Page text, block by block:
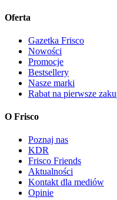
Oferta
Gazetka Frisco
Nowości
Promocje
Bestsellery
Nasze marki
Rabat na pierwsze
O Frisco
Poznaj nas
KDR
Frisco Friends
Aktualności
Kontakt dla mediów
Opinie